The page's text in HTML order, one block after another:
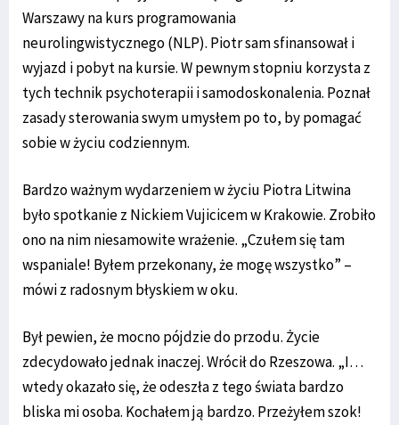
Warszawy na kurs programowania
neurolingwistycznego (NLP). Piotr sam sfinansował i
wyjazd i pobyt na kursie. W pewnym stopniu korzysta z
tych technik psychoterapii i samodoskonalenia. Poznał
zasady sterowania swym umysłem po to, by pomagać
sobie w życiu codziennym.
Bardzo ważnym wydarzeniem w życiu Piotra Litwina
było spotkanie z Nickiem Vujicicem w Krakowie. Zrobiło
ono na nim niesamowite wrażenie. „Czułem się tam
wspaniale! Byłem przekonany, że mogę wszystko” –
mówi z radosnym błyskiem w oku.
Był pewien, że mocno pójdzie do przodu. Życie
zdecydowało jednak inaczej. Wrócił do Rzeszowa. „I…
wtedy okazało się, że odeszła z tego świata bardzo
bliska mi osoba. Kochałem ją bardzo. Przeżyłem szok!